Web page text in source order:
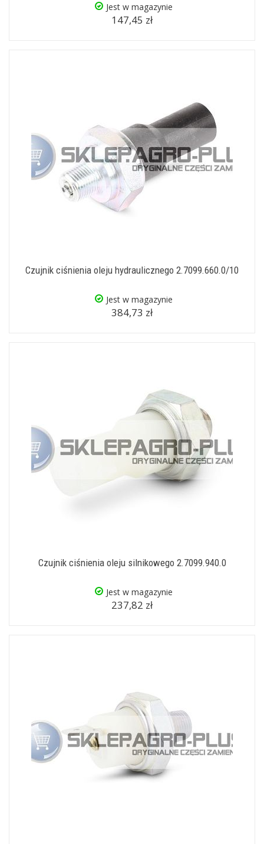
Jest w magazynie
147,45 zł
Czujnik ciśnienia oleju hydraulicznego 2.7099.660.0/10
Jest w magazynie
384,73 zł
Czujnik ciśnienia oleju silnikowego 2.7099.940.0
Jest w magazynie
237,82 zł